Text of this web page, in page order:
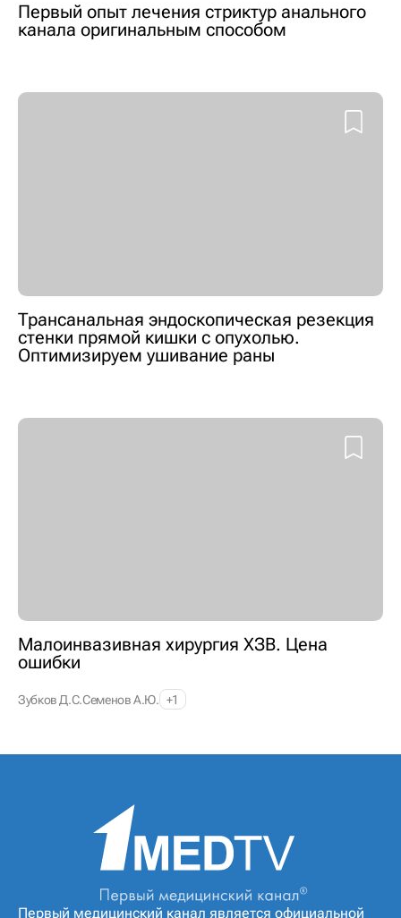
Первый опыт лечения стриктур анального
канала оригинальным способом
Трансанальная эндоскопическая резекция
стенки прямой кишки с опухолью.
Оптимизируем ушивание раны
Малоинвазивная хирургия ХЗВ. Цена
ошибки
Зубков Д.С.Семенов А.Ю. +1
Первый медицинский канал является официальной